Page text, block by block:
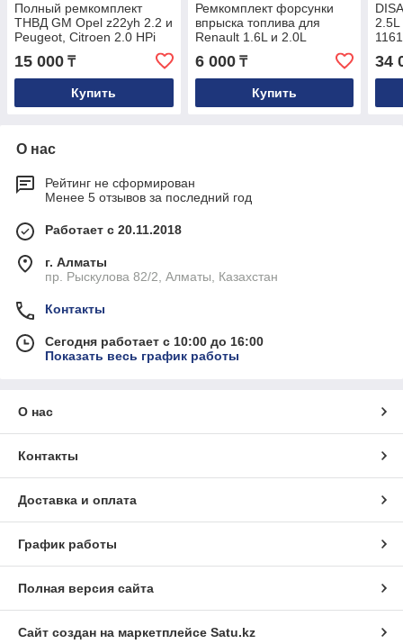
Полный ремкомплект
ТНВД GM Opel z22yh 2.2 и
Peugeot, Citroen 2.0 HPi
93174538 24465785
15 000 ₸
Купить
Ремкомплект форсунки
впрыска топлива для
Renault 1.6L и 2.0L
8200128959 IWP143
6 000₸
Купить
2.5L
34
О нас
Рейтинг не сформирован
Менее 5 отзывов за последний год
Работает с 20.11.2018
г. Алматы
пр. Рыскулова 82/2, Алматы, Казахстан
Контакты
Сегодня работает с 10:00 до 16:00
Показать весь график работы
О нас
Контакты
Доставка и оплата
График работы
Полная версия сайта
Сайт создан на маркетплейсе Satu.kz